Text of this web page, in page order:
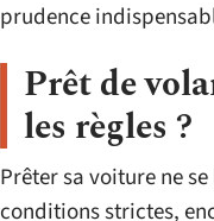
prudence
Prêt de
les règles ?
Prêter sa voiture ne
conditions strictes,